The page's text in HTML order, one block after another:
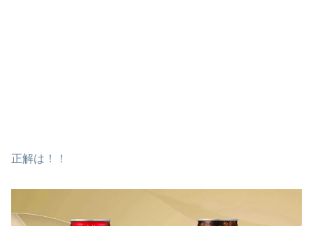
正解は！！